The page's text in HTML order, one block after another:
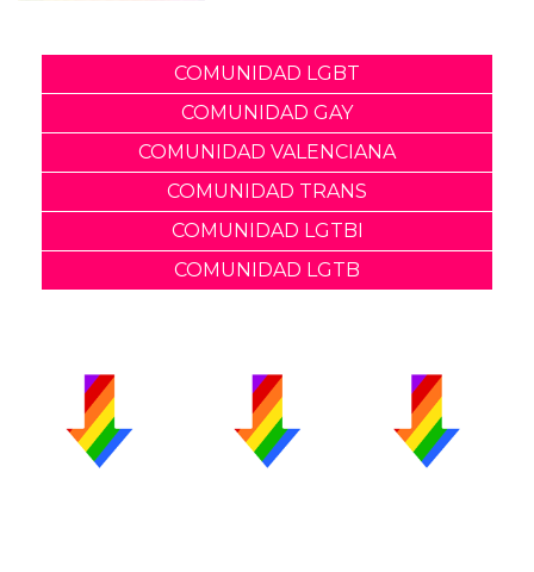
COMUNIDAD LGBT
COMUNIDAD GAY
COMUNIDAD VALENCIANA
COMUNIDAD TRANS
COMUNIDAD LGTBI
COMUNIDAD LGTB